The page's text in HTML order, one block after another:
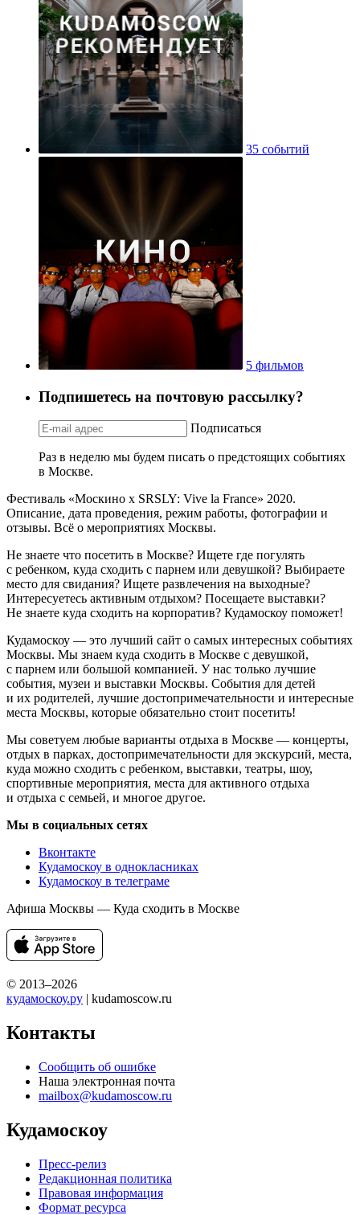
35 событий
5 фильмов
Подпишетесь на почтовую рассылку?
Подписаться
Раз в неделю мы будем писать о предстоящих событиях
в Москве.
Фестиваль «Москино х SRSLY: Vive la France» 2020.
Описание, дата проведения, режим работы, фотографии и
отзывы. Всё о мероприятиях Москвы.
Не знаете что посетить в Москве? Ищете где погулять
с ребенком, куда сходить с парнем или девушкой? Выбираете
место для свидания? Ищете развлечения на выходные?
Интересуетесь активным отдыхом? Посещаете выставки?
Не знаете куда сходить на корпоратив? Кудамоскоу поможет!
Кудамоскоу — это лучший сайт о самых интересных событиях
Москвы. Мы знаем куда сходить в Москве с девушкой,
с парнем или большой компанией. У нас только лучшие
события, музеи и выставки Москвы. События для детей
и их родителей, лучшие достопримечательности и интересные
места Москвы, которые обязательно стоит посетить!
Мы советуем любые варианты отдыха в Москве — концерты,
отдых в парках, достопримечательности для экскурсий, места,
куда можно сходить с ребенком, выставки, театры, шоу,
спортивные мероприятия, места для активного отдыха
и отдыха с семьей, и многое другое.
Мы в социальных сетях
Вконтакте
Кудамоскоу в однокласниках
Кудамоскоу в телеграме
Афиша Москвы — Куда сходить в Москве
© 2013–2026
кудамоскоу.ру | kudamoscow.ru
Контакты
Сообщить об ошибке
Наша электронная почта
mailbox@kudamoscow.ru
Кудамоскоу
Пресс-релиз
Редакционная политика
Правовая информация
Формат ресурса